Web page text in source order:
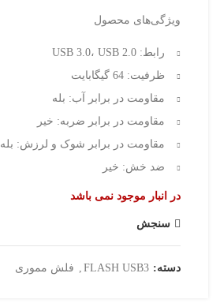
ویژگی‌های محصول
رابط: USB 3.0، USB 2.0
ظرفیت: 64 گیگابایت
مقاومت در برابر آب: بله
مقاومت در برابر ضربه: خیر
مقاومت در برابر شوک و لرزش: بله
ضد خش: خیر
در انبار موجود نمی باشد
سنجش
دسته: FLASH USB3 فلش مموری